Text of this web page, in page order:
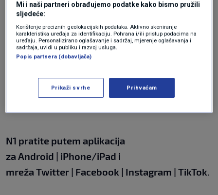
— EMSC (@LastQuake)January 12, 2025
N1 pratite putem aplikacija
za Android | iPhone/iPad i
mreža Twitter | Facebook | Instagram | TikTok.
Mi i naši partneri obrađujemo podatke kako bismo pružili
sljedeće:
Korištenje preciznih geolokacijskih podataka. Aktivno skeniranje
karakteristika uređaja za identifikaciju. Pohrana i/ili pristup podacima na
uređaju. Personalizirano oglašavanje i sadržaj, mjerenje oglašavanja i
sadržaja, uvidi u publiku i razvoj usluga.
Popis partnera (dobavljača)
Prikaži svrhe Prihvaćam